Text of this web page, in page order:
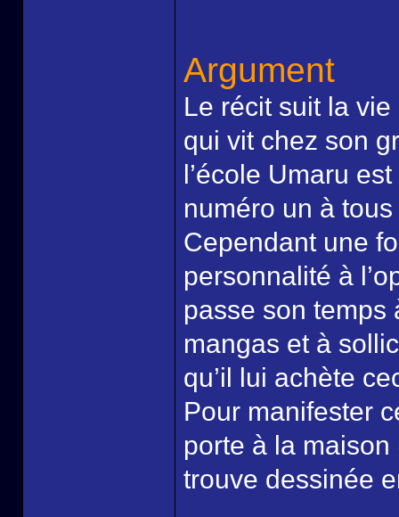
Argument
Le récit suit la
qui vit chez son
l’école Umaru
numéro un à
Cependant une
personnalité à
passe son temps
mangas et à
qu’il lui achète
Pour manifester
porte à la
trouve dessinée